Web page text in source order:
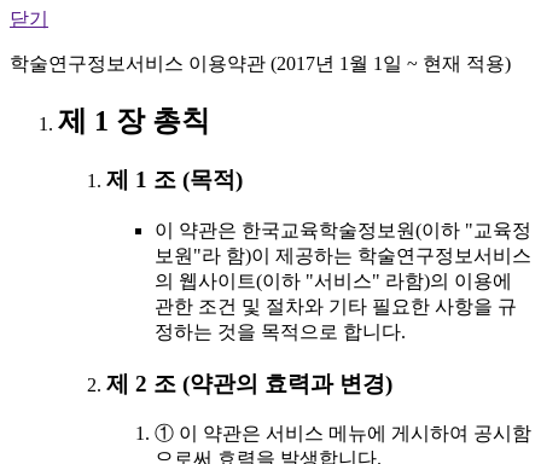
닫기
학술연구정보서비스 이용약관 (2017년 1월 1일 ~ 현재 적용)
제 1 장 총칙
제 1 조 (목적)
이 약관은 한국교육학술정보원(이하 "교육정
보원"라 함)이 제공하는 학술연구정보서비스
의 웹사이트(이하 "서비스" 라함)의 이용에
관한 조건 및 절차와 기타 필요한 사항을 규
정하는 것을 목적으로 합니다.
제 2 조 (약관의 효력과 변경)
① 이 약관은 서비스 메뉴에 게시하여 공시함
으로써 효력을 발생합니다.